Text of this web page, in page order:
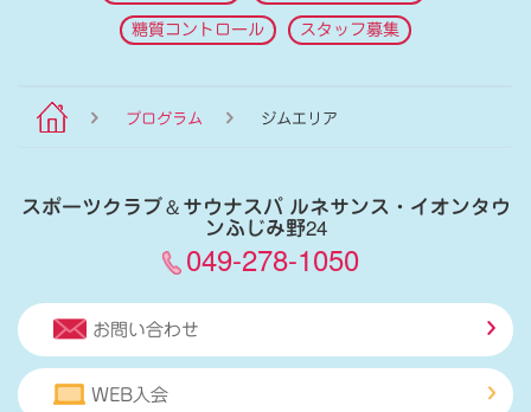
糖質コントロール スタッフ募集
プログラム ジムエリア
スポーツクラブ＆サウナスパ ルネサンス・イオンタウ
ンふじみ野24
049-278-1050
お問い合わせ
WEB入会